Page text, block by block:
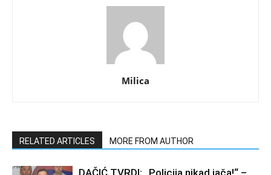
Milica
RELATED ARTICLES MORE FROM AUTHOR